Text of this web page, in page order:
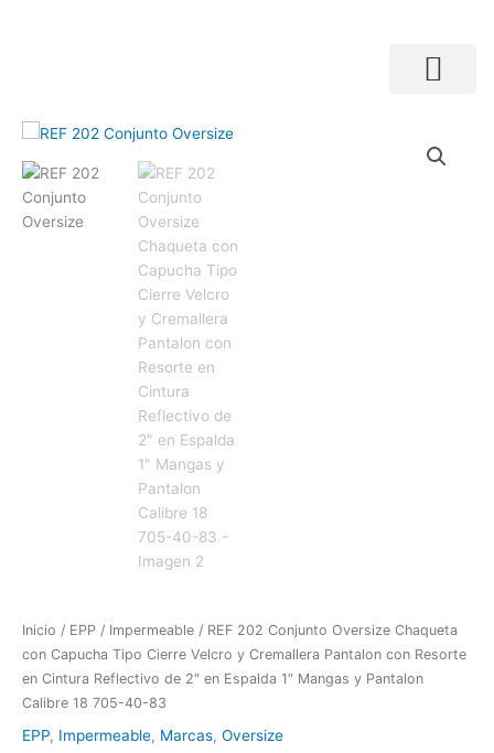
Inicio / EPP / Impermeable / REF 202 Conjunto Oversize Chaqueta
con Capucha Tipo Cierre Velcro y Cremallera Pantalon con Resorte
en Cintura Reflectivo de 2″ en Espalda 1″ Mangas y Pantalon
Calibre 18 705-40-83
EPP, Impermeable, Marcas, Oversize
REF
Conjunto
Oversize
Chaqueta
Espalda
Pantalon